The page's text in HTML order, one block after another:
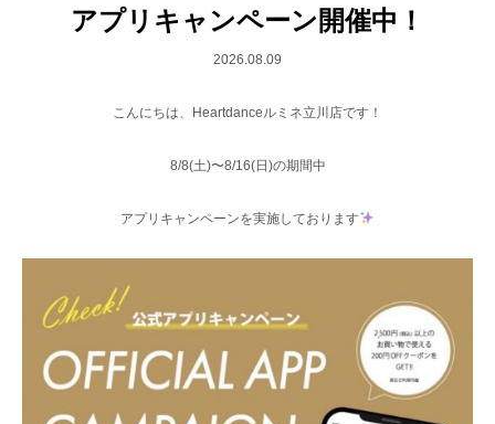
アプリキャンペーン開催中！
2026.08.09
こんにちは、Heartdanceルミネ立川店です！
8/8(土)〜8/16(日)の期間中
アプリキャンペーンを実施しております